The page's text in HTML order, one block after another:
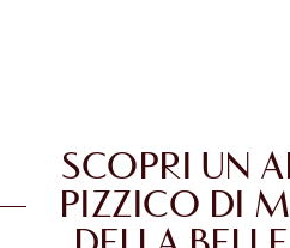
SCOPRI UN
PIZZICO DI